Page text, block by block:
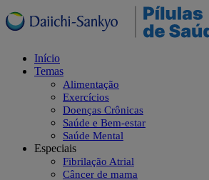
Início
Temas
Alimentação
Exercícios
Doenças Crônicas
Saúde e Bem-estar
Saúde Mental
Especiais
Fibrilação Atrial
Câncer de mama